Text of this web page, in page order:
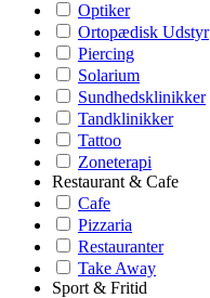
Optiker
Ortopædisk Udstyr
Piercing
Solarium
Sundhedsklinikker
Tandklinikker
Tattoo
Zoneterapi
Restaurant & Cafe
Cafe
Pizzaria
Restauranter
Take Away
Sport & Fritid